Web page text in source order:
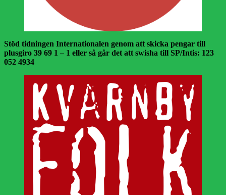
Stöd tidningen Internationalen genom att skicka pengar till
plusgiro 39 69 1 – 1 eller så går det att swisha till SP/Intis: 123
052 4934